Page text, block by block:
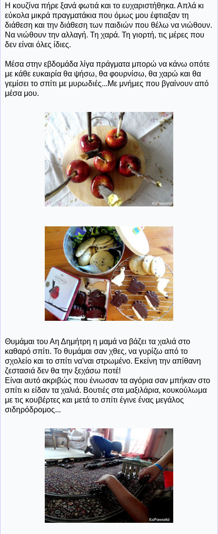
Η κουζίνα πήρε ξανά φωτιά και το ευχαριστήθηκα. Απλά κι
εύκολα μικρά πραγματάκια που όμως μου έφτιαξαν τη
διάθεση και την διάθεση των παιδιών που θέλω να νιώθουν.
Να νιώθουν την αλλαγή. Τη χαρά. Τη γιορτή, τις μέρες που
δεν είναι όλες ίδιες.
Μέσα στην εβδομάδα λίγα πράγματα μπορώ να κάνω οπότε
με κάθε ευκαιρία θα ψήσω, θα φουρνίσω, θα χαρώ και θα
γεμίσει το σπίτι με μυρωδιές...Με μνήμες που βγαίνουν από
μέσα μου.
Θυμάμαι του Αη Δημήτρη η μαμά να βάζει τα χαλιά στο
καθαρό σπίτι. Το θυμάμαι σαν χθες, να γυρίζω από το
σχολείο και το σπίτι να'ναι στρωμένο. Εκείνη την απίθανη
ζεστασιά δεν θα την ξεχάσω ποτέ!
Είναι αυτό ακριβώς που ένιωσαν τα αγόρια σαν μπήκαν στο
σπίτι κι είδαν τα χαλιά. Βουτιές στα μαξιλάρια, κουκούλωμα
με τις κουβέρτες και μετά το σπίτι έγινε ένας μεγάλος
σιδηρόδρομος...